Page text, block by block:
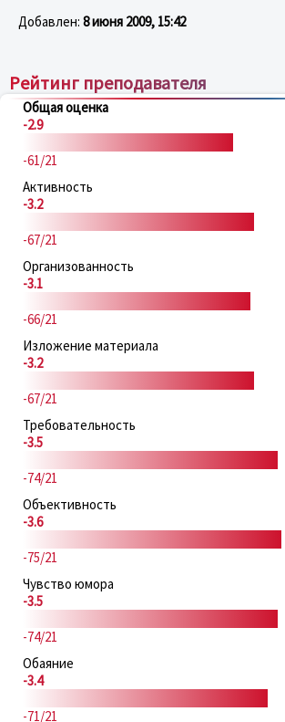
Добавлен: 8 июня 2009, 15:42
Рейтинг преподавателя
Общая оценка
-2.9
-61/21
Активность
-3.2
-67/21
Организованность
-3.1
-66/21
Изложение материала
-3.2
-67/21
Требовательность
-3.5
-74/21
Объективность
-3.6
-75/21
Чувство юмора
-3.5
-74/21
Обаяние
-3.4
-71/21